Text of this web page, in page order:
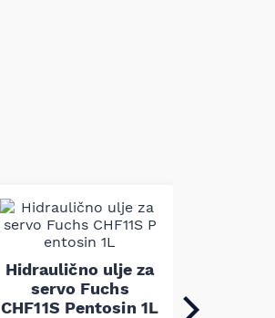
Hidraulično ulje za
servo Fuchs
CHF11S Pentosin 1L